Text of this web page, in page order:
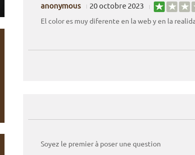
anonymous 20 octobre 2023
El color es muy diferente en la web y en la
Soyez le premier à poser une question